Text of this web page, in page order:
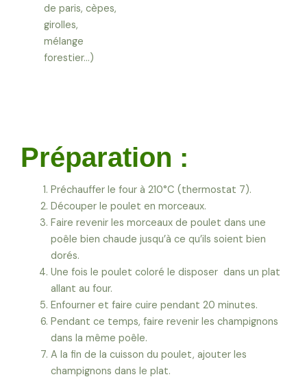
de paris, cèpes,
girolles,
mélange
forestier…)
Préparation :
Préchauffer le four à 210°C (thermostat 7).
Découper le poulet en morceaux.
Faire revenir les morceaux de poulet dans une
poêle bien chaude jusqu’à ce qu’ils soient bien
dorés.
Une fois le poulet coloré le disposer dans un plat
allant au four.
Enfourner et faire cuire pendant 20 minutes.
Pendant ce temps, faire revenir les champignons
dans la même poêle.
A la fin de la cuisson du poulet, ajouter les
champignons dans le plat.